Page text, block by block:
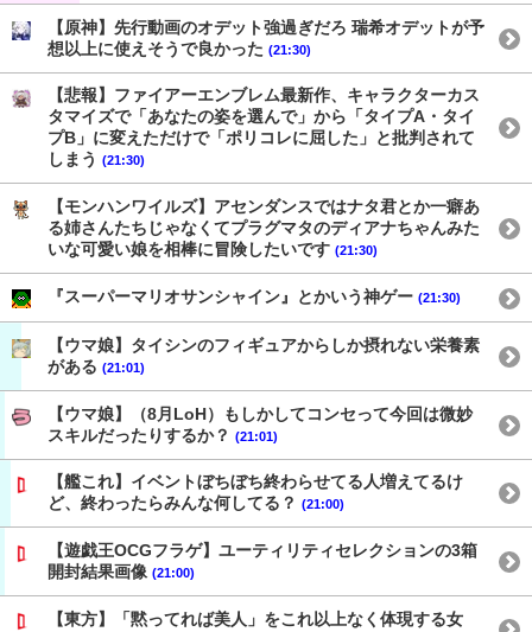
【原神】先行動画のオデット強過ぎだろ 瑞希オデットが予
想以上に使えそうで良かった (21:30)
【悲報】ファイアーエンブレム最新作、キャラクターカス
タマイズで「あなたの姿を選んで」から「タイプA・タイ
プB」に変えただけで「ポリコレに屈した」と批判されて
しまう (21:30)
【モンハンワイルズ】アセンダンスではナタ君とか一癖あ
る姉さんたちじゃなくてプラグマタのディアナちゃんみた
いな可愛い娘を相棒に冒険したいです (21:30)
『スーパーマリオサンシャイン』とかいう神ゲー (21:30)
【ウマ娘】タイシンのフィギュアからしか摂れない栄養素
がある (21:01)
【ウマ娘】（8月LoH）もしかしてコンセって今回は微妙
スキルだったりするか？ (21:01)
【艦これ】イベントぼちぼち終わらせてる人増えてるけ
ど、終わったらみんな何してる？ (21:00)
【遊戯王OCGフラゲ】ユーティリティセレクションの3箱
開封結果画像 (21:00)
【東方】「黙ってれば美人」をこれ以上なく体現する女